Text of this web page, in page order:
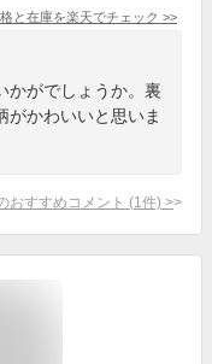
と在庫を楽天でチェック >>
かがでしょうか。裏
がかわいいと思いま
おすすめコメント (1 件) >